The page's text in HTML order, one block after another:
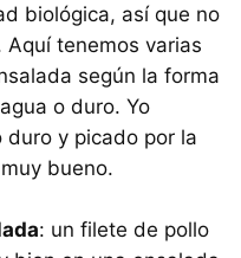
biológica, así que no
tenemos varias
según la forma
o duro. Yo
duro y picado por la
bueno.
: un filete de pollo